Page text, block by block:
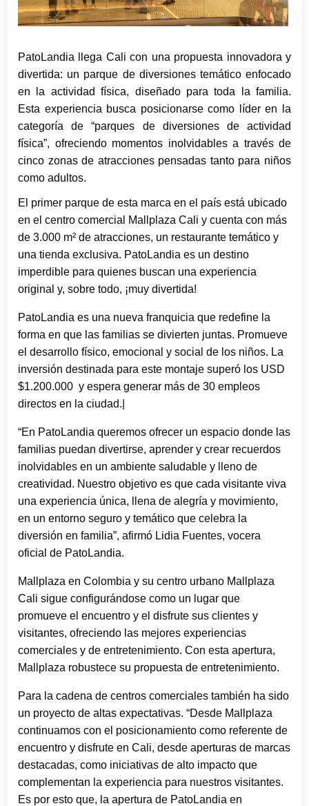
PatoLandia llega Cali con una propuesta innovadora y
divertida: un parque de diversiones temático enfocado
en la actividad física, diseñado para toda la familia.
Esta experiencia busca posicionarse como líder en la
categoría de “parques de diversiones de actividad
física”, ofreciendo momentos inolvidables a través de
cinco zonas de atracciones pensadas tanto para niños
como adultos.
El primer parque de esta marca en el país está ubicado
en el centro comercial Mallplaza Cali y cuenta con más
de 3.000 m² de atracciones, un restaurante temático y
una tienda exclusiva. PatoLandia es un destino
imperdible para quienes buscan una experiencia
original y, sobre todo, ¡muy divertida!
PatoLandia es una nueva franquicia que redefine la
forma en que las familias se divierten juntas. Promueve
el desarrollo físico, emocional y social de los niños. La
inversión destinada para este montaje superó los USD
$1.200.000 y espera generar más de 30 empleos
directos en la ciudad.|
“En PatoLandia queremos ofrecer un espacio donde las
familias puedan divertirse, aprender y crear recuerdos
inolvidables en un ambiente saludable y lleno de
creatividad. Nuestro objetivo es que cada visitante viva
una experiencia única, llena de alegría y movimiento,
en un entorno seguro y temático que celebra la
diversión en familia”, afirmó Lidia Fuentes, vocera
oficial de PatoLandia.
Mallplaza en Colombia y su centro urbano Mallplaza
Cali sigue configurándose como un lugar que
promueve el encuentro y el disfrute sus clientes y
visitantes, ofreciendo las mejores experiencias
comerciales y de entretenimiento. Con esta apertura,
Mallplaza robustece su propuesta de entretenimiento.
Para la cadena de centros comerciales también ha sido
un proyecto de altas expectativas. “Desde Mallplaza
continuamos con el posicionamiento como referente de
encuentro y disfrute en Cali, desde aperturas de marcas
destacadas, como iniciativas de alto impacto que
complementan la experiencia para nuestros visitantes.
Es por esto que, la apertura de PatoLandia en